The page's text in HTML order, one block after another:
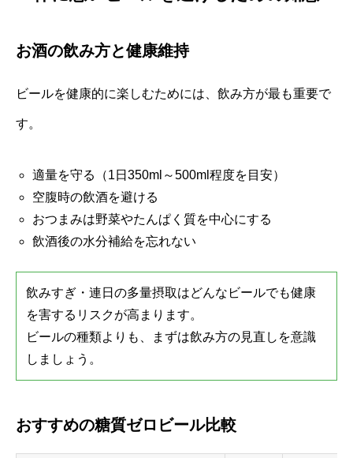
お酒の飲み方と健康維持
ビールを健康的に楽しむためには、飲み方が最も重要で
す。
適量を守る（1日350ml～500ml程度を目安）
空腹時の飲酒を避ける
おつまみは野菜やたんぱく質を中心にする
飲酒後の水分補給を忘れない
飲みすぎ・連日の多量摂取はどんなビールでも健康
を害するリスクが高まります。
ビールの種類よりも、まずは飲み方の見直しを意識
しましょう。
おすすめの糖質ゼロビール比較